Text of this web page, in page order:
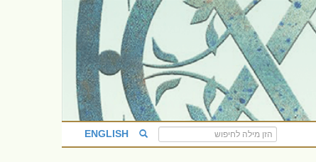
ENGLISH